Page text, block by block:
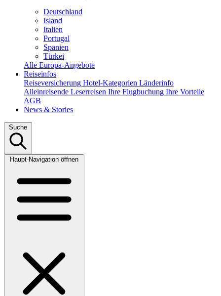
Deutschland
Island
Italien
Portugal
Spanien
Türkei
Alle Europa-Angebote
Reiseinfos
Reiseversicherung Hotel-Kategorien Länderinfo
Alleinreisende Leserreisen Ihre Flugbuchung Ihre Vorteile
AGB
News & Stories
Suche
Haupt-Navigation öffnen